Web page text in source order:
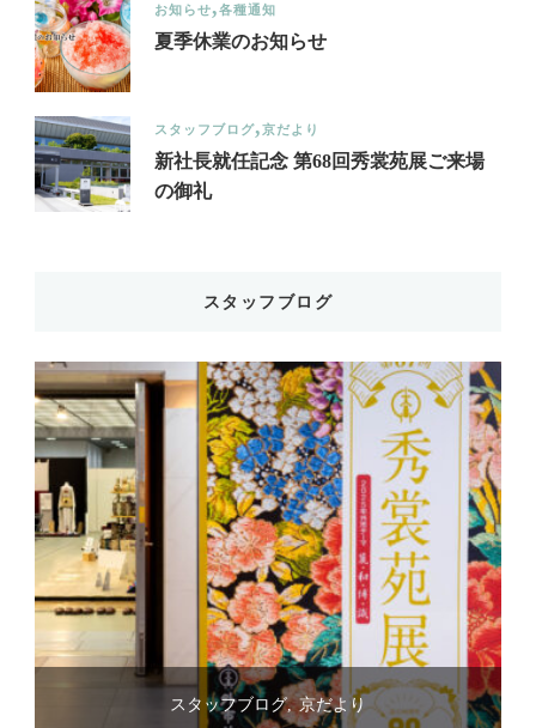
お知らせ 各種通知
夏季休業のお知らせ
スタッフブログ 京だより
新社長就任記念 第68回秀裳苑展ご来場
の御礼
スタッフブログ
スタッフブログ 京だより